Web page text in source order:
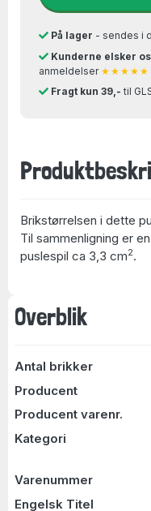
Overblik
Antal brikker
Producent
Producent varenr.
Kategori
Varenummer
Engelsk Titel
På lager - sendes i
Kunderne elsker os
anmeldelser ★★★★★
Fragt kun 39,- til
Brikstørrelsen i dette
Til sammenligning er
puslespil ca 3,3 cm2.